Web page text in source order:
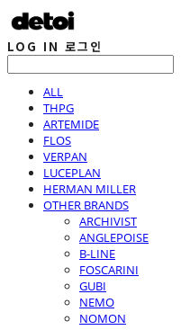
LOG IN 로그인
ALL
THPG
ARTEMIDE
FLOS
VERPAN
LUCEPLAN
HERMAN MILLER
OTHER BRANDS
ARCHIVIST
ANGLEPOISE
B-LINE
FOSCARINI
GUBI
NEMO
NOMON